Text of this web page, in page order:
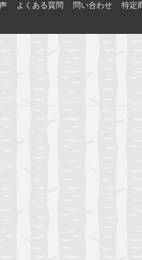
よくある質問 問い合わせ 特定